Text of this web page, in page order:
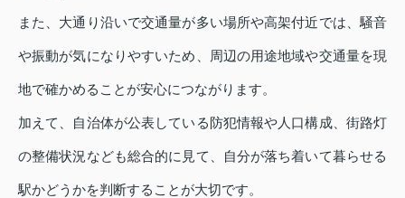
また、大通り沿いで交通量が多い場所や高架付近では、騒音
や振動が気になりやすいため、周辺の用途地域や交通量を現
地で確かめることが安心につながります。
加えて、自治体が公表している防犯情報や人口構成、街路灯
の整備状況なども総合的に見て、自分が落ち着いて暮らせる
駅かどうかを判断することが大切です。